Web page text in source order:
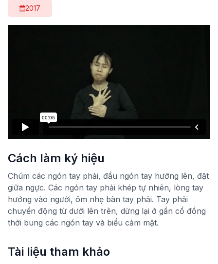
2017
Cách làm ký hiệu
Chúm các ngón tay phải, đầu ngón tay hướng lên, đặt
giữa ngực. Các ngón tay phải khép tự nhiên, lòng tay
hướng vào người, ôm nhẹ bàn tay phải. Tay phải
chuyển động từ dưới lên trên, dừng lại ở gần cổ đồng
thời bung các ngón tay và biểu cảm mặt.
Tài liệu tham khảo